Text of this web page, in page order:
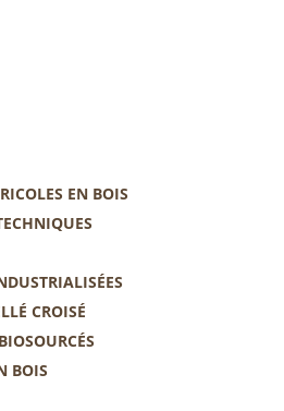
EN BOIS
CROISÉ
BOIS